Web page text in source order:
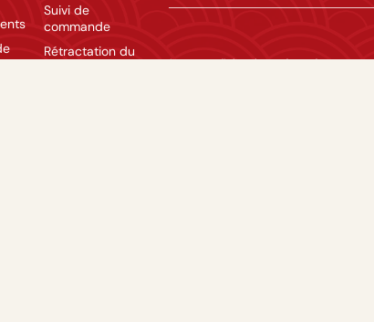
Suivi de
commande
Rétractation du
La vente d’alcool est réservée aux